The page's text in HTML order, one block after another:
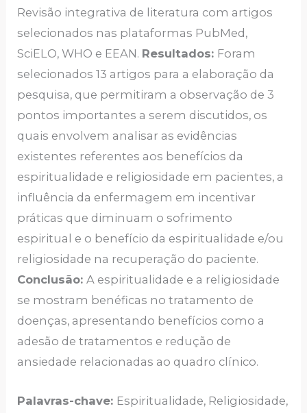
Revisão integrativa de literatura com artigos
selecionados nas plataformas PubMed,
SciELO, WHO e EEAN. Resultados: Foram
selecionados 13 artigos para a elaboração da
pesquisa, que permitiram a observação de 3
pontos importantes a serem discutidos, os
quais envolvem analisar as evidências
existentes referentes aos benefícios da
espiritualidade e religiosidade em pacientes, a
influência da enfermagem em incentivar
práticas que diminuam o sofrimento
espiritual e o benefício da espiritualidade e/ou
religiosidade na recuperação do paciente.
Conclusão:A espiritualidade e a religiosidade
se mostram benéficas no tratamento de
doenças, apresentando benefícios como a
adesão de tratamentos e redução de
ansiedade relacionadas ao quadro clínico.
Palavras-chave: Espiritualidade, Religiosidade,